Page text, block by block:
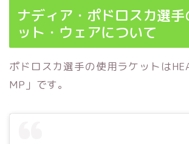
ナディア・ポドロスカ選
ット・ウェアについて
ポドロスカ選手の使用ラケットは
MP」です。